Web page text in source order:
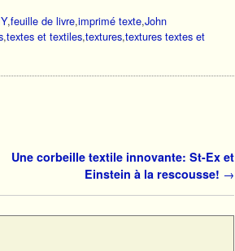
,feuille de livre,imprimé texte,John
,textes et textiles,textures,textures textes et
Une corbeille textile innovante: St-Ex et
Einstein à la rescousse! →